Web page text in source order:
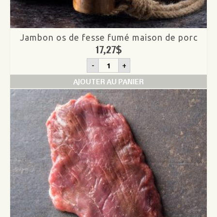
Jambon os de fesse fumé maison de porc
17,27$
- quantité
de
Jambon
os
de
fesse
fumé
maison
de
porc
+
AJOUTER AU PANIER